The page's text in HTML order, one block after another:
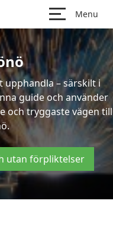
Menu
upphandla – särskilt i
guide och använder
och tryggaste vägen till
utan förpliktelser